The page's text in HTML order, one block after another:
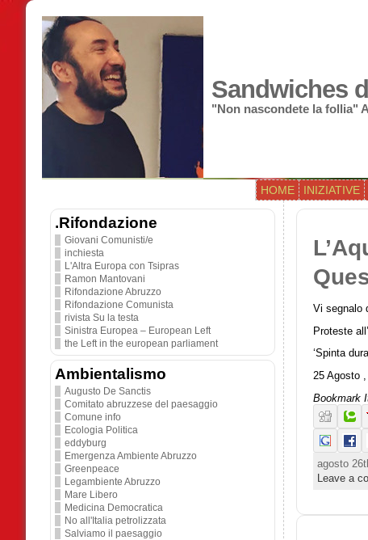
Sandwiches
"Non nascondete la follia"
HOME INIZIATIVE
.Rifondazione
Giovani Comunisti/e
inchiesta
L'Altra Europa con Tsipras
Ramon Mantovani
Rifondazione Abruzzo
Rifondazione Comunista
rivista Su la testa
Sinistra Europea – European Left
the Left in the european parliament
Ambientalismo
Augusto De Sanctis
Comitato abruzzese del paesaggio
Comune info
Ecologia Politica
eddyburg
Emergenza Ambiente Abruzzo
Greenpeace
Legambiente Abruzzo
Mare Libero
Medicina Democratica
No all'Italia petrolizzata
Salviamo il paesaggio
Vi segnalo
Proteste
‘Spinta
25 Agosto
Bookmark
agosto
Leave a